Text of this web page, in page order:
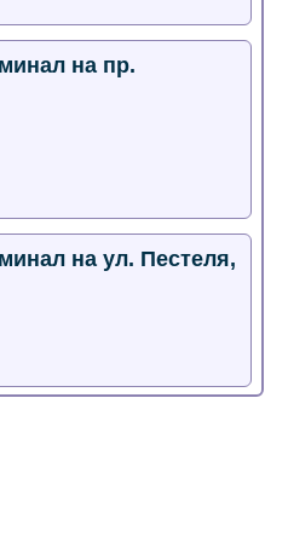
на пр.
на ул. Пестеля,